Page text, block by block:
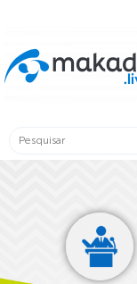
conteúdo
Pesquisar